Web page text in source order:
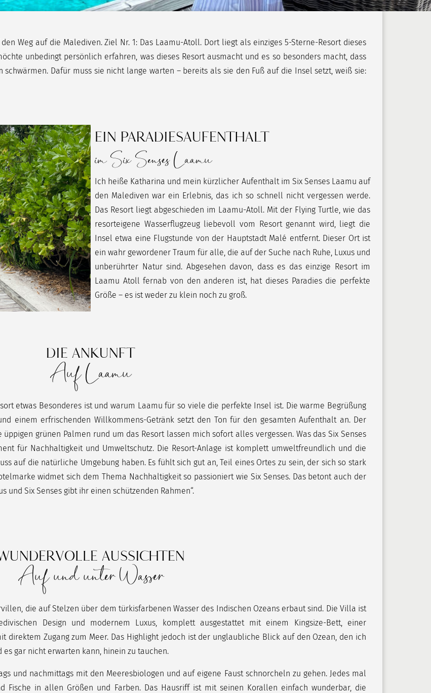
Weg auf die Malediven. Ziel Nr. 1: Das Laamu-Atoll. Dort liegt als einziges 5-Sterne-Resort dieses
unbedingt persönlich erfahren, was dieses Resort ausmacht und es so besonders macht, dass
Dafür muss sie nicht lange warten – bereits als sie den Fuß auf die Insel setzt, weiß sie:
EIN PARADIESAUFENTHALT
im Six Senses Laamu
Ich heiße Katharina und mein kürzlicher Aufenthalt im Six Senses Laamu auf
den Malediven war ein Erlebnis, das ich so schnell nicht vergessen werde.
Das Resort liegt abgeschieden im Laamu-Atoll. Mit der Flying Turtle, wie das
resorteigene Wasserflugzeug liebevoll vom Resort genannt wird, liegt die
Insel etwa eine Flugstunde von der Hauptstadt Malé entfernt. Dieser Ort ist
ein wahr gewordener Traum für alle, die auf der Suche nach Ruhe, Luxus und
unberührter Natur sind. Abgesehen davon, dass es das einzige Resort im
Laamu Atoll fernab von den anderen ist, hat dieses Paradies die perfekte
Größe – es ist weder zu klein noch zu groß.
DIE ANKUNFT
Auf Laamu
etwas Besonderes ist und warum Laamu für so viele die perfekte Insel ist. Die warme Begrüßung
einem erfrischenden Willkommens-Getränk setzt den Ton für den gesamten Aufenthalt an. Der
grünen Palmen rund um das Resort lassen mich sofort alles vergessen. Was das Six Senses
für Nachhaltigkeit und Umweltschutz. Die Resort-Anlage ist komplett umweltfreundlich und die
auf die natürliche Umgebung haben. Es fühlt sich gut an, Teil eines Ortes zu sein, der sich so stark
widmet sich dem Thema Nachhaltigkeit so passioniert wie Six Senses. Das betont auch der
und Six Senses gibt ihr einen schützenden Rahmen“.
AUSSICHTEN
Auf und unter Wasser
die auf Stelzen über dem türkisfarbenen Wasser des Indischen Ozeans erbaut sind. Die Villa ist
Design und modernem Luxus, komplett ausgestattet mit einem Kingsize-Bett, einer
direktem Zugang zum Meer. Das Highlight jedoch ist der unglaubliche Blick auf den Ozean, den ich
gar nicht erwarten kann, hinein zu tauchen.
und nachmittags mit den Meeresbiologen und auf eigene Faust schnorcheln zu gehen. Jedes mal
Fische in allen Größen und Farben. Das Hausriff ist mit seinen Korallen einfach wunderbar, die